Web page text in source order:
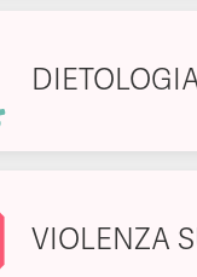
VIOLENZA